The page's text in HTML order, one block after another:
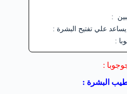
:
: